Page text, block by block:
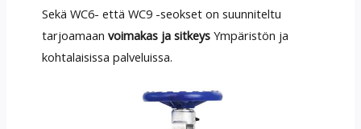
Sekä WC6- että WC9 -seokset on suunniteltu
tarjoamaan voimakas ja sitkeysYmpäristön ja
kohtalaisissa palveluissa.